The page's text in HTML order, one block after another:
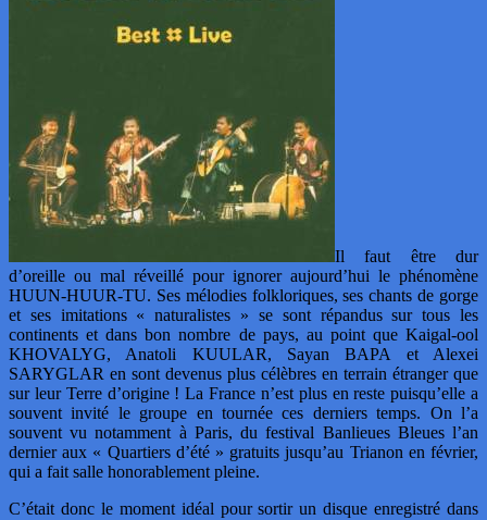
Il faut être dur
d’oreille ou mal réveillé pour ignorer aujourd’hui le phénomène
HUUN-HUUR-TU. Ses mélodies folkloriques, ses chants de gorge
et ses imitations « naturalistes » se sont répandus sur tous les
continents et dans bon nombre de pays, au point que Kaigal-ool
KHOVALYG, Anatoli KUULAR, Sayan BAPA et Alexei
SARYGLAR en sont devenus plus célèbres en terrain étranger que
sur leur Terre d’origine ! La France n’est plus en reste puisqu’elle a
souvent invité le groupe en tournée ces derniers temps. On l’a
souvent vu notamment à Paris, du festival Banlieues Bleues l’an
dernier aux « Quartiers d’été » gratuits jusqu’au Trianon en février,
qui a fait salle honorablement pleine.
C’était donc le moment idéal pour sortir un disque enregistré dans